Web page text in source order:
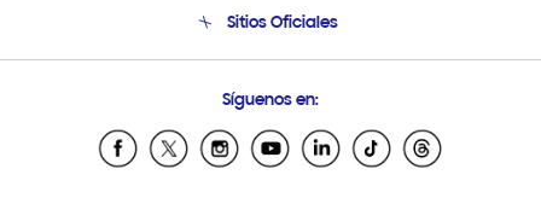
Soporte vía eMail
Sitios Oficiales
Samsung Ecuador
Samsung El Salvador
Síguenos en: